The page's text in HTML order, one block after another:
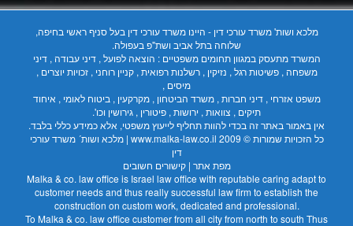
מלכא ושות' משרד עורכי דין - היינו משרד עורכי דין בעל סניף ראשי בחיפה,
שלוחה בתל אביב ושת"פ בעפולה.
המשרד מתעסק במגוון תחומים משפטיים : הוצאה לפועל , דיני עבודה , דיני
משפחה , פשיטות רגל , נזיקין , רשלנות רפואית , קניין רוחני , זכויות יוצרים ,
מיסים ,
משפט אזרחי , דיני חברות , משרד הביטחון , מקרקעין , ביטוח לאומי , איחוד
תיקים , צוואות , ירושות , פיטורין , גירושין וכו'.
אין באמור באתר זה בכדי להוות תחליף לייעוץ משפטי, אלא כמידע כללי בלבד.
כל הזכויות שמורות © 2009
www.malka-law.co.il | מלכא ושות´ משרד עורכי
דין
מפת אתר |קישורים חשובים
Malka & co. law office is Israel law office with reputable caring adapt to
customer needs and thus really successful law firm to establish the
construction on custom work, dedicated and professional.
To Malka & co. law office customer from all city from north to south Thus